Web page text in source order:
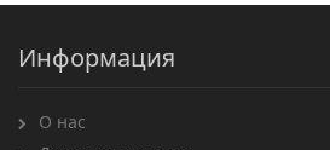
Информация
О нас